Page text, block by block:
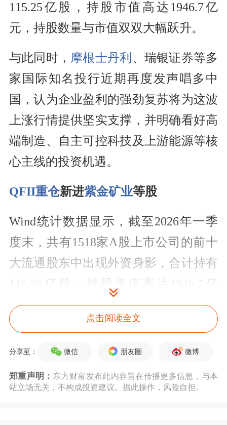
115.25亿股，持股市值高达1946.7亿
元，持股数量与市值双双大幅跃升。
与此同时， 摩根士丹利 、瑞银证券等多
家国际知名投行近期再度发声唱多中
国，认为企业盈利的强劲复苏将为这波
上涨行情提供坚实支撑，并明确看好高
端制造、自主可控科技及上游能源等核
心主线的投资机遇。
QFII重仓新进紫金矿业等股
Wind统计数据显示，截至2026年一季
度末，共有1518家A股上市公司的前十
大流通股东中出现外资身影，合计持有
115.25亿股，持股市值高达1946.7亿
元。
新进个股方面，Wind数据显示，截至
一季度末， QFII新进持有1211只个股，
其中持仓市值超过10亿元的个股共有12
点击阅读全文
分享至： 微信 朋友圈 微博
郑重声明： 东方财富发布此内容旨在传播更多信息，与本
站立场无关，不构成投资建议。据此操作，风险自担。